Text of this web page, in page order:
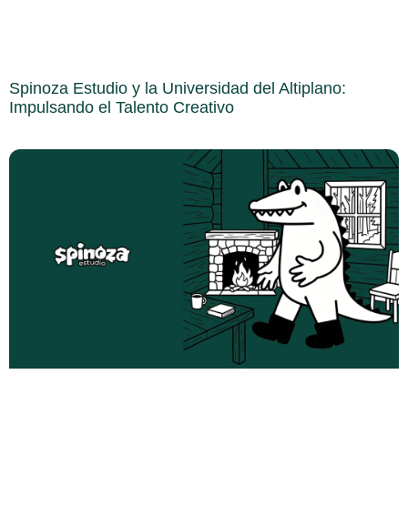
Spinoza Estudio y la Universidad del Altiplano:
Impulsando el Talento Creativo